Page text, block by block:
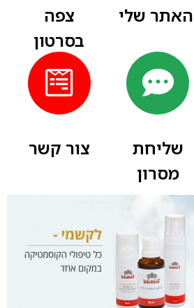
האתר שלי
צפה
בסרטון
שליחת
מסרון
צור קשר